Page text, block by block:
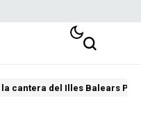
cantera del Illes Balears